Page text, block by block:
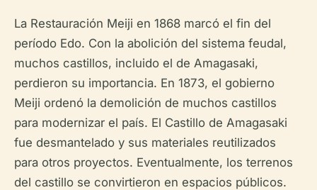
La Restauración Meiji en 1868 marcó el fin del
período Edo. Con la abolición del sistema feudal,
muchos castillos, incluido el de Amagasaki,
perdieron su importancia. En 1873, el gobierno
Meiji ordenó la demolición de muchos castillos
para modernizar el país. El Castillo de Amagasaki
fue desmantelado y sus materiales reutilizados
para otros proyectos. Eventualmente, los terrenos
del castillo se convirtieron en espacios públicos.